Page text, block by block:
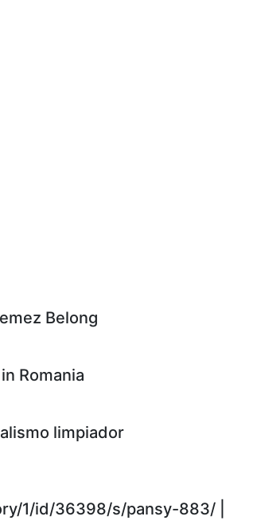
Belong
Romania
limpiador
1/id/36398/s/pansy-883/ |